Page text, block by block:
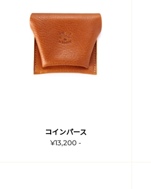
コインパース
¥13,200 -